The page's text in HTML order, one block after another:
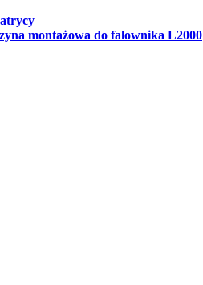
montażowa do falownika L2000